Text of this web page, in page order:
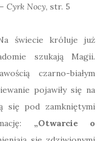
Cyrk Nocy, str. 5
świecie króluje już
szukają Magii.
czarno-białym
pojawiły się na
się pod zamkniętymi
„Otwarcie o